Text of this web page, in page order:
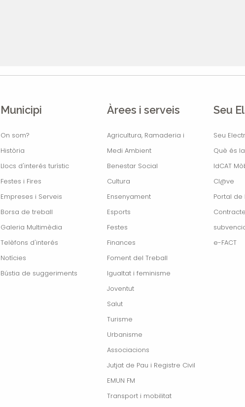
Municipi
On som?
Història
Llocs d'interés turístic
Festes i Fires
Empreses i Serveis
Borsa de treball
Galeria Multimèdia
Telèfons d'interés
Notícies
Bústia de suggeriments
Àrees i serveis
Agricultura, Ramaderia i
Medi Ambient
Benestar Social
Cultura
Ensenyament
Esports
Festes
Finances
Foment del Treball
Igualtat i feminisme
Joventut
Salut
Turisme
Urbanisme
Associacions
Jutjat de Pau i Registre Civil
EMUN FM
Transport i mobilitat
Seu
Seu
Què és
IdCAT
Cl@ve
Portal
e-FACT